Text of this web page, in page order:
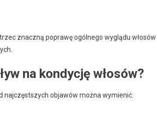
znaczną poprawę ogólnego wyglądu włosów
na kondycję włosów?
najczęstszych objawów można wymienić: